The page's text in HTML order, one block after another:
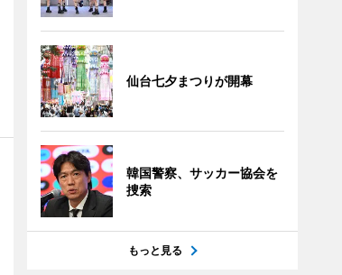
仙台七夕まつりが開幕
韓国警察、サッカー協会を
捜索
もっと見る